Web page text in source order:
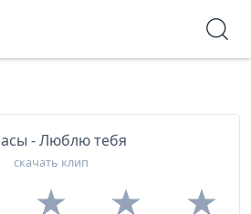
- Люблю тебя
скачать клип